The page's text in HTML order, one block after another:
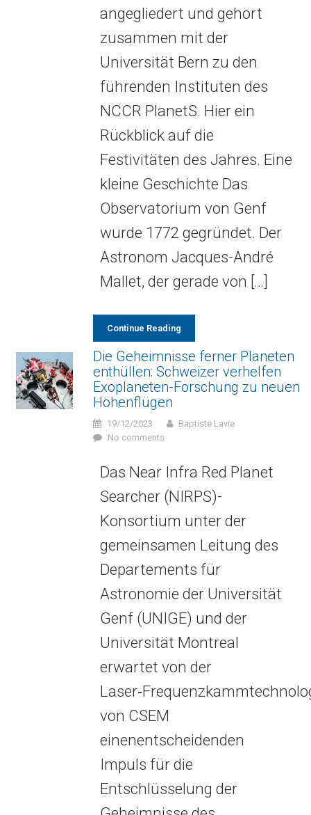
angegliedert und gehört
zusammen mit der
Universität Bern zu den
führenden Instituten des
NCCR PlanetS. Hier ein
Rückblick auf die
Festivitäten des Jahres. Eine
kleine Geschichte Das
Observatorium von Genf
wurde 1772 gegründet. Der
Astronom Jacques-André
Mallet, der gerade von […]
Continue Reading
Die Geheimnisse ferner Planeten
enthüllen: Schweizer verhelfen
Exoplaneten-Forschung zu neuen
Höhenflügen
19/12/2023
Baptiste Lavie
No comments
Das Near Infra Red Planet
Searcher (NIRPS)-
Konsortium unter der
gemeinsamen Leitung des
Departements für
Astronomie der Universität
Genf (UNIGE) und der
Universität Montreal
erwartet von der
von CSEM
einenentscheidenden
Impuls für die
Entschlüsselung der